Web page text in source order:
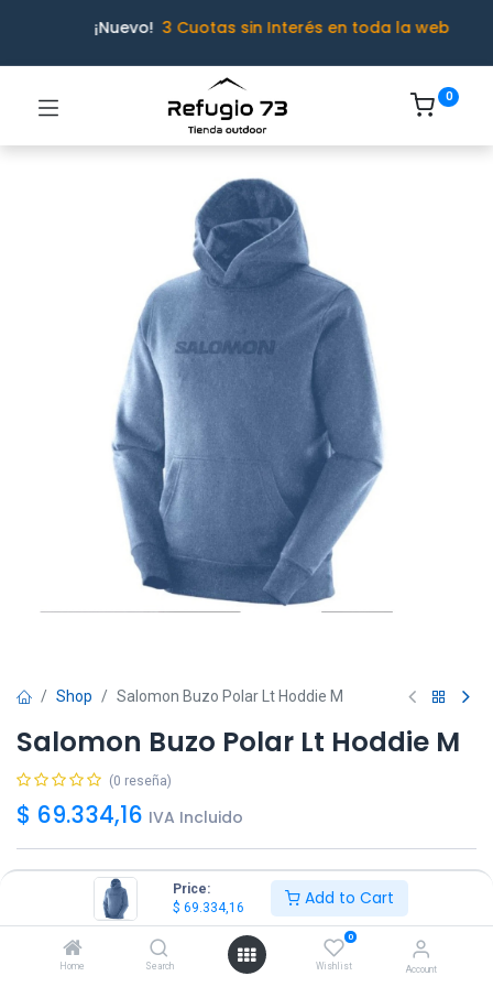
Price:
$ 69.334,16 Add to Cart
Home Search
0
Wishlist Account
¡Nuevo! 3 Cuotas sin Interés en toda la web
0
Shop Salomon Buzo Polar Lt Hoddie M
Salomon Buzo Polar Lt Hoddie M
(0 reseña)
$ 69.334,16 IVA Incluido
Talle
L
No disponible